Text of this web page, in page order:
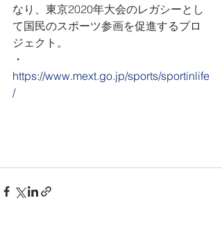
なり、東京2020年大会のレガシーとし
て国民のスポーツ参画を促進するプロ
ジェクト。
・
https://www.mext.go.jp/sports/sportinlife
/